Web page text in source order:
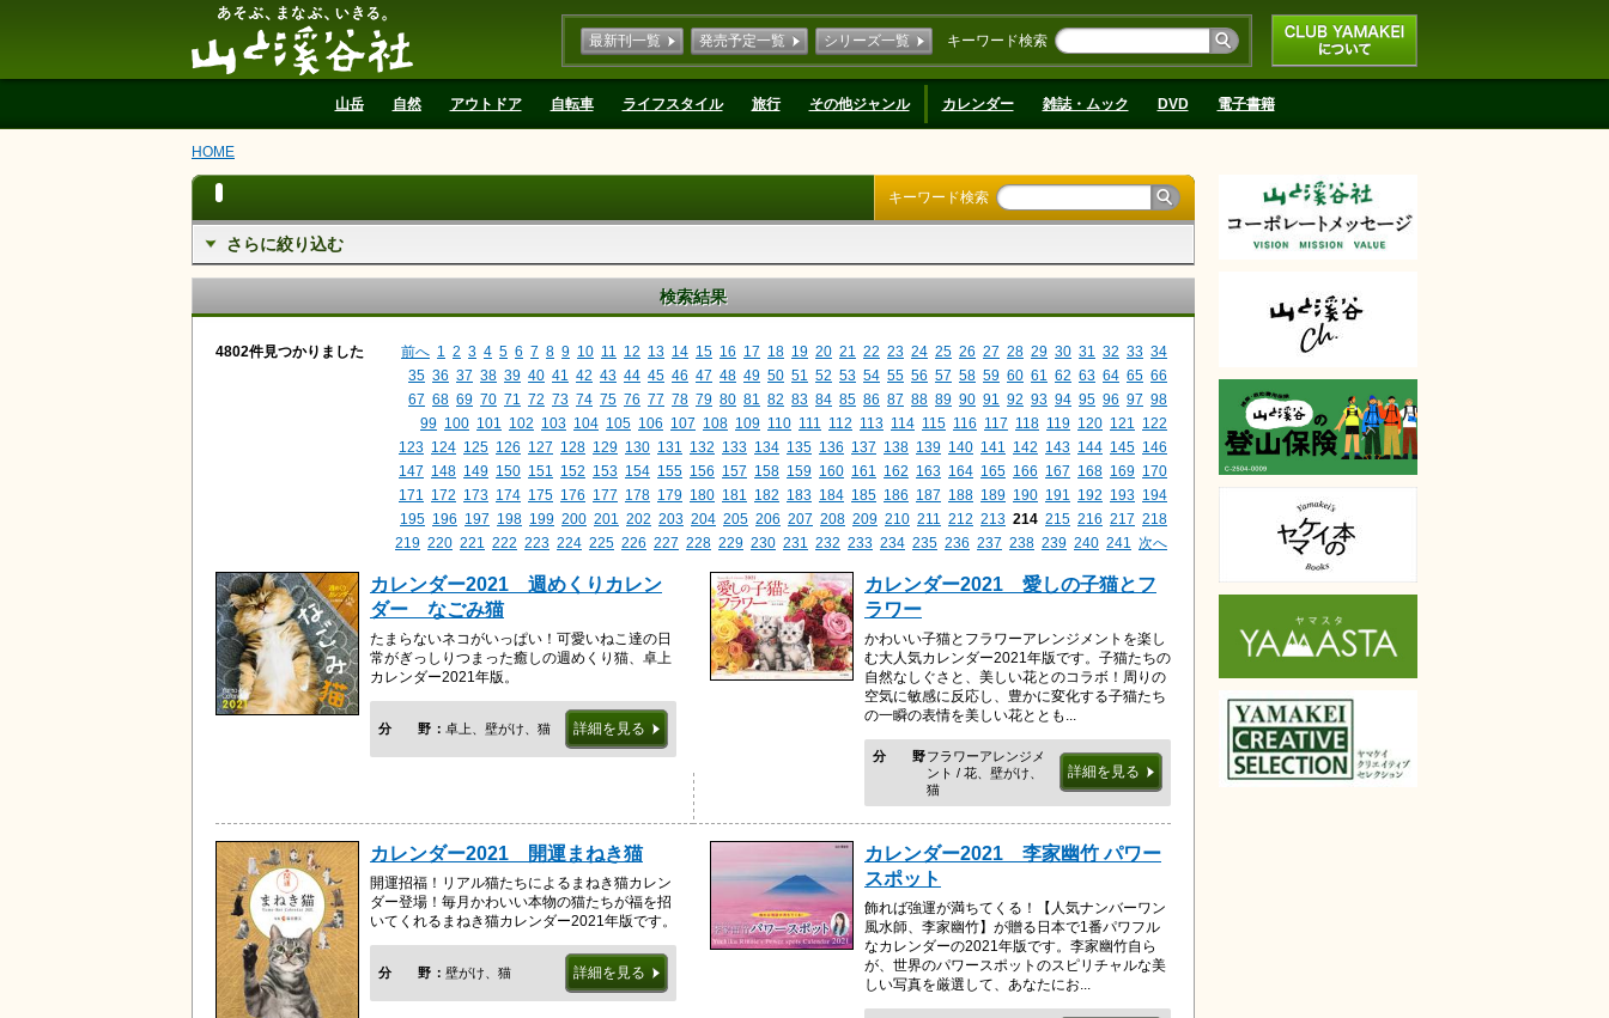
CLUB YAMAKEIにつ
いて
キーワード検索
最新刊一覧 発売予定一覧 シリーズ一覧
山岳 自然 アウトドア 自転車 ライフスタイル 旅行 その他ジャンル カレンダー 雑誌・ムック DVD 電子書籍
HOME
キーワード検索
さらに絞り込む
検索結果
4802件見つかりました 前へ 1 2 3 4 5 6 7 8 9 10 11 12 13 14 15 16 17 18 19 20 21 22 23 24 25 26 27 28 29 30 31 32 33 34
35 36 37 38 39 40 41 42 43 44 45 46 47 48 49 50 51 52 53 54 55 56 57 58 59 60 61 62 63 64 65 66
67 68 69 70 71 72 73 74 75 76 77 78 79 80 81 82 83 84 85 86 87 88 89 90 91 92 93 94 95 96 97 98
99 100 101 102 103 104 105 106 107 108 109 110 111 112 113 114 115 116 117 118 119 120 121
122
123 124 125 126 127 128 129 130 131 132 133 134 135 136 137 138 139 140 141 142 143 144 145 146
147 148 149 150 151 152 153 154 155 156 157 158 159 160 161 162 163 164 165 166 167 168 169 170
171
172 173 174 175 176 177 178 179 180 181 182 183 184 185 186 187 188 189 190 191 192 193 194
195 196 197 198 199 200 201 202 203 204 205 206 207 208 209 210 211 212 213 214 215 216 217 218
219 220 221 222 223 224 225 226 227 228 229 230 231 232 233 234 235 236 237 238 239 240 241 次へ
カレンダー2021 週めくりカレン
ダー なごみ猫
たまらないネコがいっぱい！可愛いねこ達の日
常がぎっしりつまった癒しの週めくり猫、卓上
カレンダー2021年版。
分野卓上、壁がけ、猫 詳細を見る
カレンダー2021 愛しの子猫とフ
ラワー
かわいい子猫とフラワーアレンジメントを楽し
む大人気カレンダー2021年版です。子猫たちの
自然なしぐさと、美しい花とのコラボ！周りの
空気に敏感に反応し、豊かに変化する子猫たち
の一瞬の表情を美しい花ととも...
分野フラワーアレンジメ
ント / 花、壁がけ、
猫
詳細を見る
カレンダー2021 開運まねき猫
開運招福！リアル猫たちによるまねき猫カレン
ダー登場！毎月かわいい本物の猫たちが福を招
いてくれるまねき猫カレンダー2021年版です。
分野壁がけ、猫 詳細を見る
カレンダー2021 李家幽竹 パワー
スポット
飾れば強運が満ちてくる！【人気ナンバーワン
風水師、李家幽竹】が贈る日本で1番パワフル
なカレンダーの2021年版です。李家幽竹自ら
が、世界のパワースポットのスピリチャルな美
しい写真を厳選して、あなたにお...